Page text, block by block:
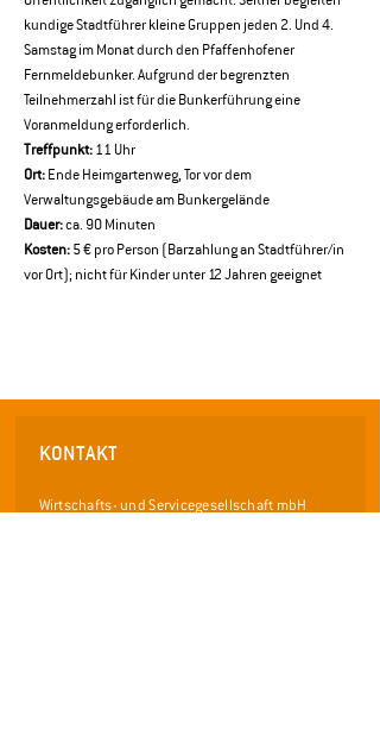
kundige Stadtführer kleine Gruppen jeden 2. Und 4.
Samstag im Monat durch den Pfaffenhofener
Fernmeldebunker. Aufgrund der begrenzten
Teilnehmerzahl ist für die Bunkerführung eine
Voranmeldung erforderlich.
Treffpunkt: 11 Uhr
Ort: Ende Heimgartenweg, Tor vor dem
Verwaltungsgebäude am Bunkergelände
Dauer: ca. 90 Minuten
Kosten: 5 € pro Person (Barzahlung an Stadtführer/in
vor Ort); nicht für Kinder unter 12 Jahren geeignet
KONTAKT
Wirtschafts- und Servicegesellschaft mbH